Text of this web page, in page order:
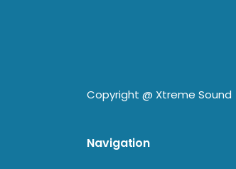
Copyright @ Xtreme Sound
Navigation